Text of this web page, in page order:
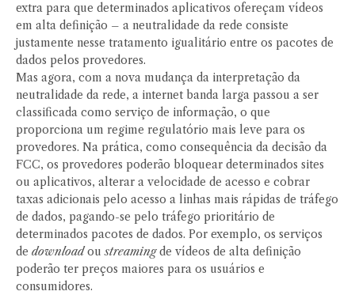
extra para que determinados aplicativos ofereçam vídeos
em alta definição – a neutralidade da rede consiste
justamente nesse tratamento igualitário entre os pacotes de
dados pelos provedores.
Mas agora, com a nova mudança da interpretação da
neutralidade da rede, a internet banda larga passou a ser
classificada como serviço de informação, o que
proporciona um regime regulatório mais leve para os
provedores. Na prática, como consequência da decisão da
FCC, os provedores poderão bloquear determinados sites
ou aplicativos, alterar a velocidade de acesso e cobrar
taxas adicionais pelo acesso a linhas mais rápidas de tráfego
de dados, pagando-se pelo tráfego prioritário de
determinados pacotes de dados. Por exemplo, os serviços
de downloadoustreamingde vídeos de alta definição
poderão ter preços maiores para os usuários e
consumidores.